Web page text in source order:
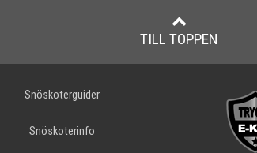
TILL TOPPEN
Snöskoterguider
Snöskoterinfo